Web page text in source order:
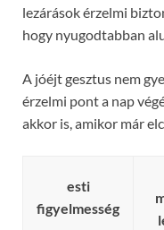
lezárások érzelmi
hogy nyugodtabban
A jóéjt gesztus nem
érzelmi pont a nap
akkor is, amikor már
esti
figyelmesség